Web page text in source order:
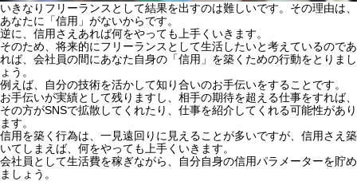
いきなりフリーランスとして結果を出すのは難しいです。その理由は、
あなたに「信用」がないからです。
逆に、信用さえあれば何をやっても上手くいきます。
そのため、将来的にフリーランスとして生活したいと考えているのであ
れば、会社員の間にあなた自身の「信用」を築くための行動をとりまし
ょう。
例えば、自分の技術を活かして知り合いのお手伝いをすることです。
お手伝いが実績として残りますし、相手の期待を超える仕事をすれば、
その方がSNSで拡散してくれたり、仕事を紹介してくれる可能性があり
ます。
信用を築く行為は、一見遠回りに見えることが多いですが、信用さえ築
いてしまえば、何をやっても上手くいきます。
会社員として生活費を稼ぎながら、自分自身の信用パラメーターを貯め
ましょう。